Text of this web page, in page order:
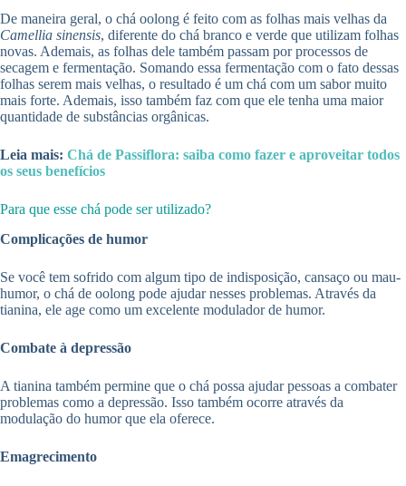
De maneira geral, o chá oolong é feito com as folhas mais velhas da
Camellia sinensis, diferente do chá branco e verde que utilizam folhas
novas. Ademais, as folhas dele também passam por processos de
secagem e fermentação. Somando essa fermentação com o fato dessas
folhas serem mais velhas, o resultado é um chá com um sabor muito
mais forte. Ademais, isso também faz com que ele tenha uma maior
quantidade de substâncias orgânicas.
Leia mais: Chá de Passiflora: saiba como fazer e aproveitar todos
os seus benefícios
Para que esse chá pode ser utilizado?
Complicações de humor
Se você tem sofrido com algum tipo de indisposição, cansaço ou mau-
humor, o chá de oolong pode ajudar nesses problemas. Através da
tianina, ele age como um excelente modulador de humor.
Combate à depressão
A tianina também permine que o chá possa ajudar pessoas a combater
problemas como a depressão. Isso também ocorre através da
modulação do humor que ela oferece.
Emagrecimento